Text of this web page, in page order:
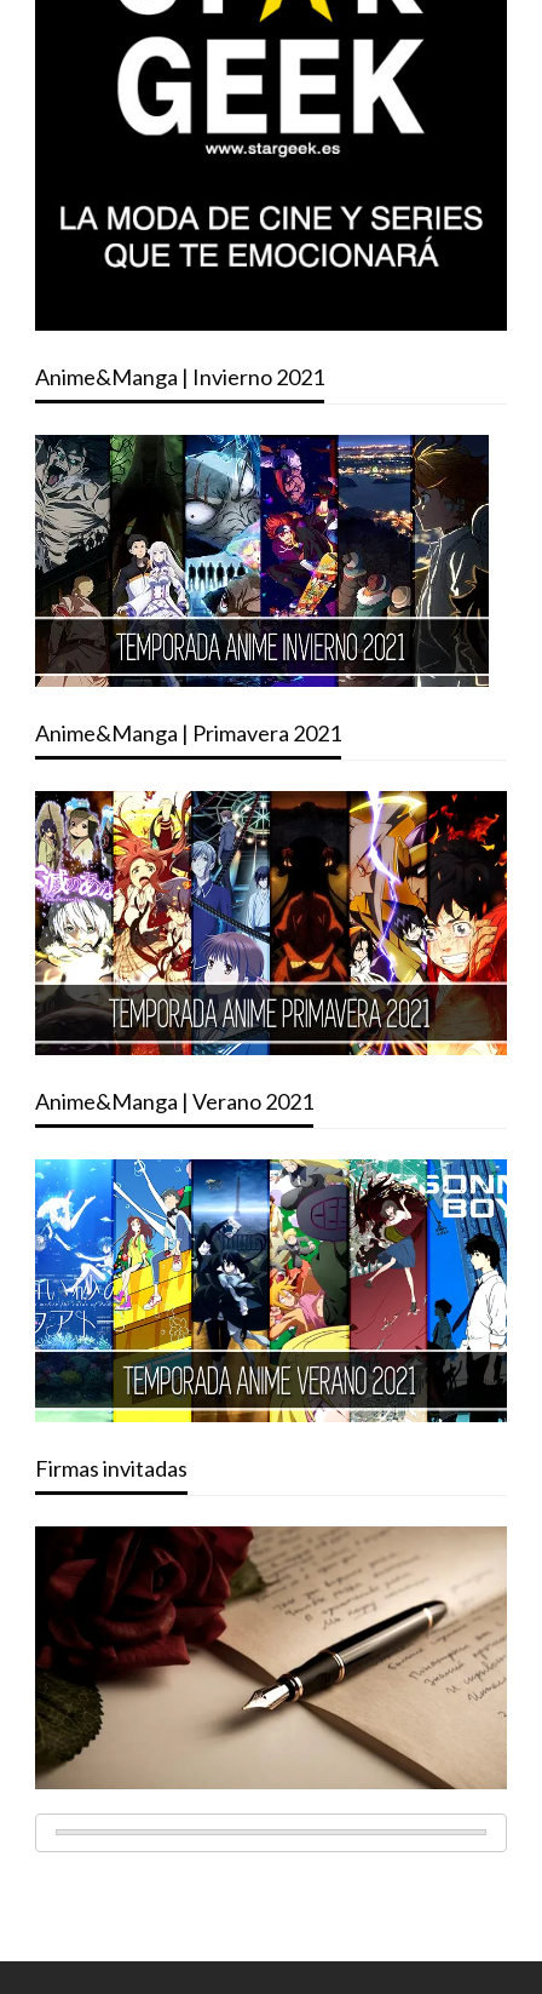
Anime&Manga | Invierno 2021
Anime&Manga | Primavera 2021
Anime&Manga | Verano 2021
Firmas invitadas